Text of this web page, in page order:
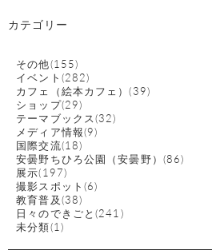
カテゴリー
その他(155)
イベント(282)
カフェ（絵本カフェ）(39)
ショップ(29)
テーマブックス(32)
メディア情報(9)
国際交流(18)
安曇野ちひろ公園（安曇野）(86)
展示(197)
撮影スポット(6)
教育普及(38)
日々のできごと(241)
未分類(1)